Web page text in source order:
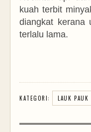
kuah terbit
diangkat kerana
terlalu lama.
KATEGORI: LAUK PAUK